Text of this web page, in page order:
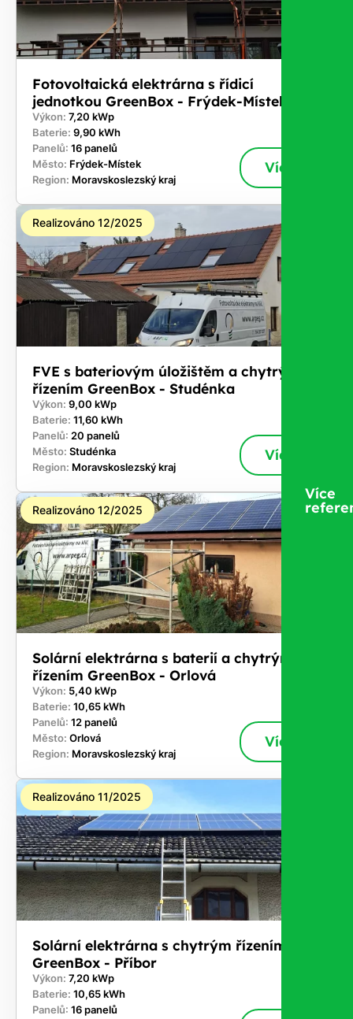
Fotovoltaická elektrárna s řídicí
jednotkou GreenBox - Frýdek-Místek
Výkon: 7,20 kWp
Baterie: 9,90 kWh
Panelů: 16 panelů
Město: Frýdek-Místek
Region: Moravskoslezský kraj
Více
Realizováno 12/2025
FVE s bateriovým úložištěm a chytrým
řízením GreenBox - Studénka
Výkon: 9,00 kWp
Baterie: 11,60 kWh
Panelů: 20 panelů
Město: Studénka
Region: Moravskoslezský kraj
Více
Realizováno 12/2025
Solární elektrárna s baterií a chytrým
řízením GreenBox - Orlová
Výkon: 5,40 kWp
Baterie: 10,65 kWh
Panelů: 12 panelů
Město: Orlová
Region: Moravskoslezský kraj
Více
Realizováno 11/2025
Solární elektrárna s chytrým řízením
GreenBox - Příbor
Výkon: 7,20 kWp
Baterie: 10,65 kWh
Panelů: 16 panelů
Více